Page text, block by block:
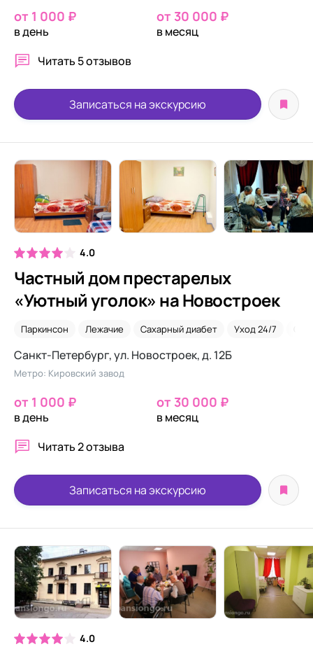
от 1 000 ₽
в день
от 30 000 ₽
в месяц
Читать 5 отзывов
Записаться на экскурсию
4.0
Частный дом престарелых
«Уютный уголок» на Новостроек
Паркинсон Лежачие Сахарный диабет Уход 24/7
Санкт-Петербург, ул. Новостроек, д. 12Б
Метро: Кировский завод
от 1 000 ₽
в день
от 30 000 ₽
в месяц
Читать2 отзыва
Записаться на экскурсию
4.0